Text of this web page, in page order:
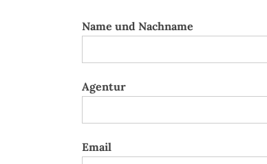
Name und Nachname
Agentur
Email